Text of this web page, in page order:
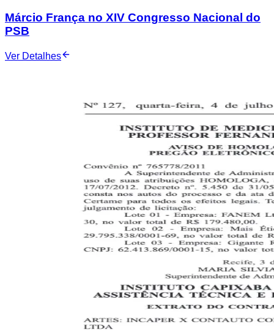
Márcio França no XIV Congresso Nacional do
PSB
Ver Detalhes